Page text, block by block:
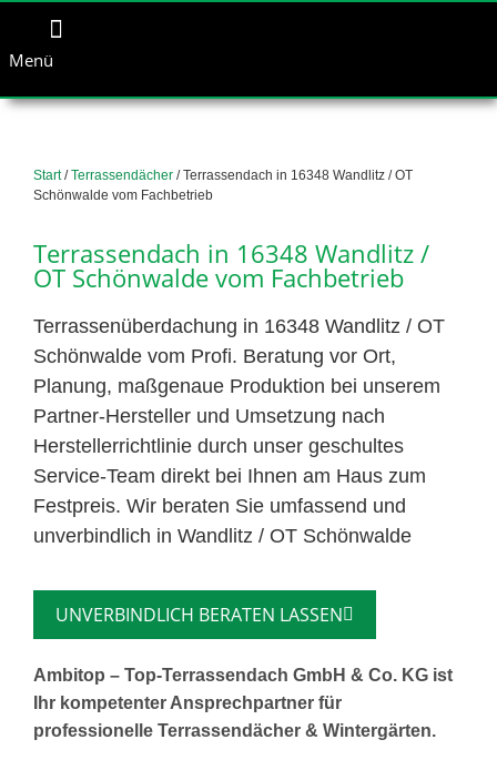
Menü
Start/Terrassendächer / Terrassendach in 16348 Wandlitz / OT
Schönwalde vom Fachbetrieb
Terrassendach in 16348 Wandlitz /
OT Schönwalde vom Fachbetrieb
Terrassenüberdachung in 16348 Wandlitz / OT
Schönwalde vom Profi. Beratung vor Ort,
Planung, maßgenaue Produktion bei unserem
Partner-Hersteller und Umsetzung nach
Herstellerrichtlinie durch unser geschultes
Service-Team direkt bei Ihnen am Haus zum
Festpreis. Wir beraten Sie umfassend und
unverbindlich in Wandlitz / OT Schönwalde
UNVERBINDLICH BERATEN LASSEN
Ambitop – Top-Terrassendach GmbH & Co. KG ist
Ihr kompetenter Ansprechpartner für
professionelle Terrassendächer & Wintergärten.